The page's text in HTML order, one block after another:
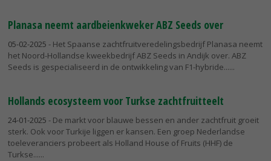
Planasa neemt aardbeienkweker ABZ Seeds over
05-02-2025 - Het Spaanse zachtfruitveredelingsbedrijf Planasa neemt
het Noord-Hollandse kweekbedrijf ABZ Seeds in Andijk over. ABZ
Seeds is gespecialiseerd in de ontwikkeling van F1-hybride...
Hollands ecosysteem voor Turkse zachtfruitteelt
24-01-2025 - De markt voor blauwe bessen en ander zachtfruit groeit
sterk. Ook voor Turkije liggen er kansen. Een groep Nederlandse
toeleveranciers probeert als Holland House of Fruits (HHF) de
Turkse...